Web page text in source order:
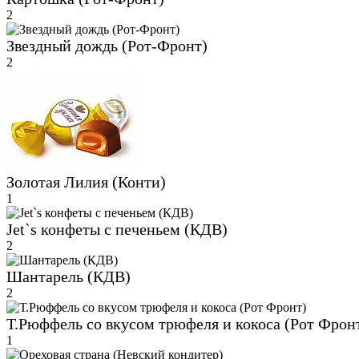
2
Звездный дождь (Рот-Фронт)
2
Золотая Лилия (Конти)
1
Jet`s конфеты с печеньем (КДВ)
2
Шантарель (КДВ)
2
Т.Рюффель со вкусом трюфеля и кокоса (Рот
1